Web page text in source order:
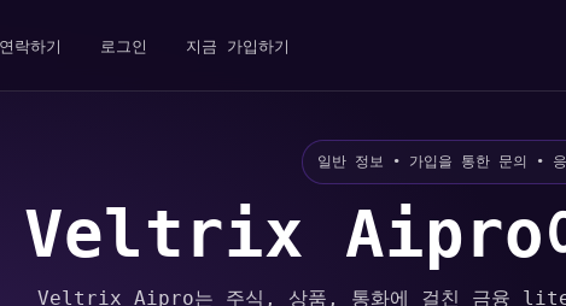
연락하기 로그인 지금 가입하기
일반 정보 • 가입을 통한 문의 •
Veltrix Aipro
Veltrix Aipro는 주식, 상품, 통화에 걸친 금융